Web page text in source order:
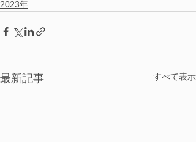
2023年
最新記事 すべて表示